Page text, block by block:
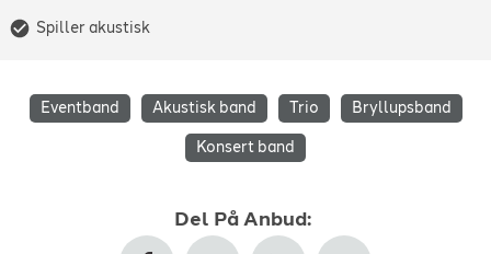
Spiller akustisk
Eventband Akustisk band Trio Bryllupsband
Konsert band
Del På Anbud: